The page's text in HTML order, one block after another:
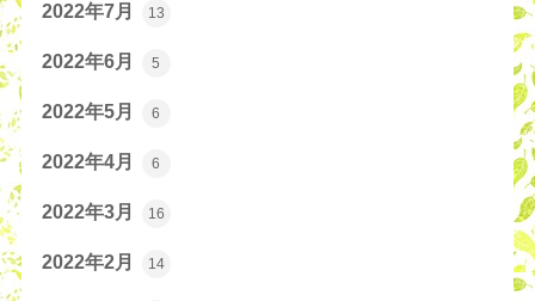
2022年7月 13
2022年6月 5
2022年5月 6
2022年4月 6
2022年3月 16
2022年2月 14